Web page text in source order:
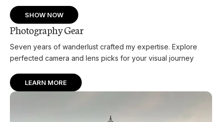
SHOW NOW
Photography Gear
Seven years of wanderlust crafted my expertise. Explore
perfected camera and lens picks for your visual journey
LEARN MORE